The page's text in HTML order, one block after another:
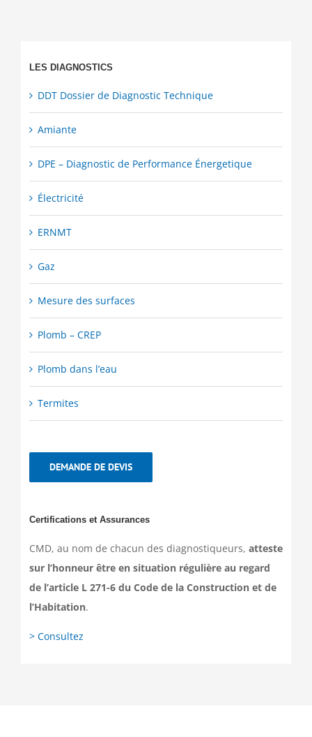
LES DIAGNOSTICS
DDT Dossier de Diagnostic Technique
Amiante
DPE – Diagnostic de Performance Énergetique
Électricité
ERNMT
Gaz
Mesure des surfaces
Plomb – CREP
Plomb dans l’eau
Termites
DEMANDE DE DEVIS
Certifications et Assurances
CMD, au nom de chacun des diagnostiqueurs, atteste
sur l’honneur être en situation régulière au regard
de l’article L 271-6 du Code de la Construction et de
l’Habitation.
> Consultez